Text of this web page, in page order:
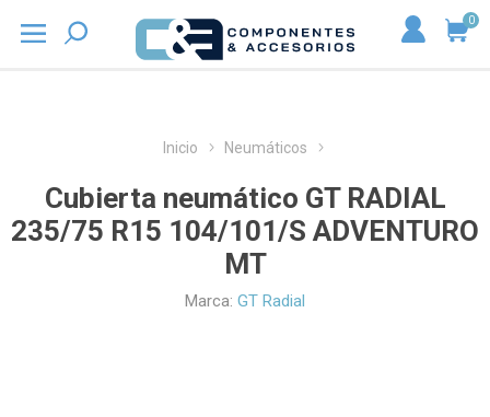
0
Inicio Neumáticos
Cubierta neumático GT RADIAL
235/75 R15 104/101/S ADVENTURO
MT
Marca: GT Radial